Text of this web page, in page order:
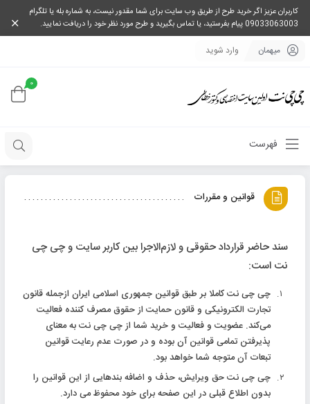
کاربران عزیز اگر خرید طرح از طریق وب سایت برای شما مقدور نیست، به شماره بله یا تلگرام
09033063003 پیام بفرستید، یا تماس بگیرید و طرح مورد نظر خود را دریافت نمایید.
میهمان وارد شوید
0
فهرست
قوانین و مقررات
سند حاضر قرارداد حقوقی و لازم‌الاجرا بین کاربر سایت و چی چی
نت است:
چی چی نت کاملا بر طبق قوانین جمهوری اسلامی ایران ازجمله قانون
تجارت الکترونیکی و قانون حمایت از حقوق مصرف کننده فعالیت
می‌کند. عضویت و فعالیت و خرید شما از چی چی نت به معنای
پذیرفتن تمامی قوانین آن بوده و در صورت عدم رعایت قوانین
تبعات آن متوجه شما خواهد بود.
چی چی نت حق ویرایش، حذف و اضافه بندهایی از این قوانین را
بدون اطلاع قبلی در این صفحه برای خود محفوظ می دارد.